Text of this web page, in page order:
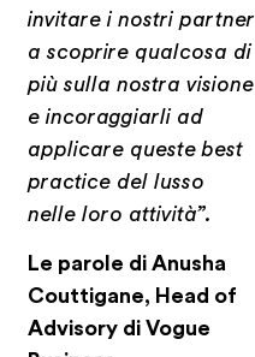
invitare i nostri partner
a scoprire qualcosa di
più sulla nostravisione
e incoraggiarli ad
applicare queste best
practice del lusso
nelle loro attività”.
Le parole di Anusha
Couttigane, Head of
Advisory di Vogue